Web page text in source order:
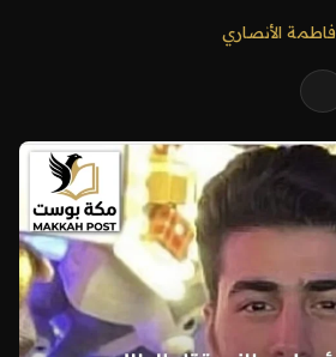
فاطمة الأنصاري